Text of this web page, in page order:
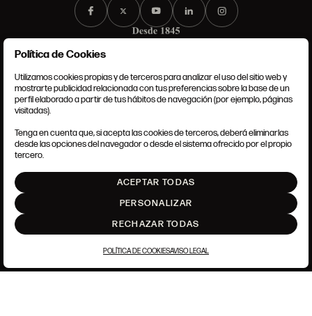
CONDICIONES GENERALES
POLÍTICA DE COOKIES
AJUSTE DE COOKIES
Política de Cookies
Utilizamos cookies propias y de terceros para analizar el uso del sitio web y
mostrarte publicidad relacionada con tus preferencias sobre la base de un
perfil elaborado a partir de tus hábitos de navegación (por ejemplo, páginas
visitadas).
Tenga en cuenta que, si acepta las cookies de terceros, deberá eliminarlas
desde las opciones del navegador o desde el sistema ofrecido por el propio
tercero.
ACEPTAR TODAS
PERSONALIZAR
RECHAZAR TODAS
POLÍTICA DE COOKIESAVISO LEGAL